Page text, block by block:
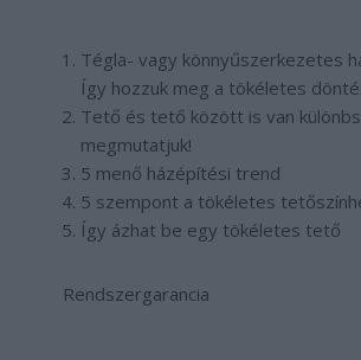
Tégla- vagy könnyűszerkezetes
Így hozzuk meg a tökéletes
Tető és tető között is van
megmutatjuk!
5 menő házépítési trend
5 szempont a tökéletes
Így ázhat be egy tökéletes tető
Rendszergarancia